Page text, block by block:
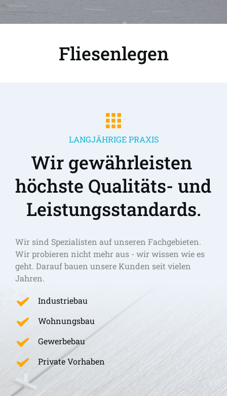
Fliesenlegen
LANGJÄHRIGE PRAXIS
Wir gewährleisten
höchste Qualitäts- und
Leistungsstandards.
Wir sind Spezialisten auf unseren Fachgebieten.
Wir probieren nicht mehr aus - wir wissen wie es
geht. Darauf bauen unsere Kunden seit vielen
Jahren.
Industriebau
Wohnungsbau
Gewerbebau
Private Vorhaben